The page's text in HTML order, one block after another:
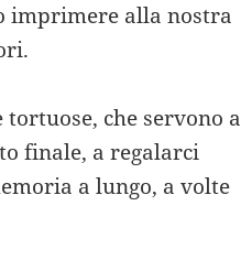
imprimere alla nostra
che servono a
finale, a regalarci
a lungo, a volte